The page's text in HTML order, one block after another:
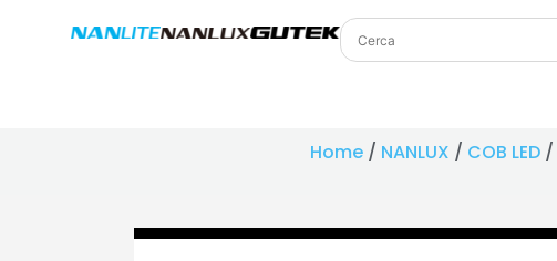
Home / NANLUX / COB LED /